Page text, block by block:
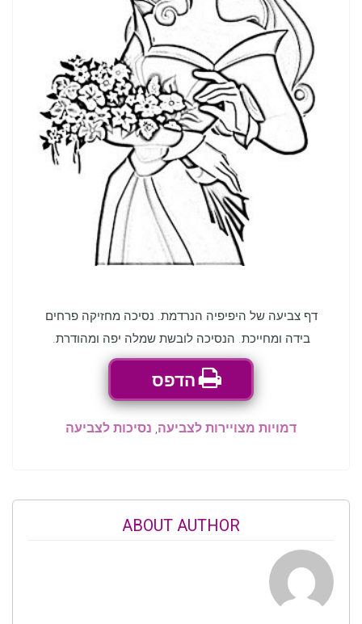
דף צביעה של היפיפיה הנרדמת. נסיכה מחזיקה פרחים
בידה ומחייכת. הנסיכה לובשת שמלה יפה ומהודרת.
הדפס
דמויות מצויירות לצביעה, נסיכות לצביעה
ABOUT AUTHOR